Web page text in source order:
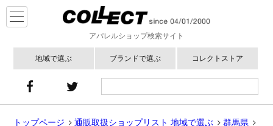
アパレルショップ検索サイト
地域で選ぶ ブランドで選ぶ コレクトストア
トップページ 通販取扱ショップリスト 地域で選ぶ
群馬県